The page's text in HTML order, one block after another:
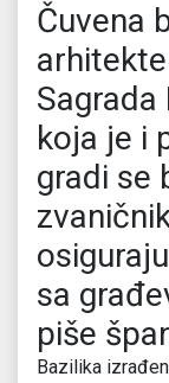
Čuvena
Sagrada
koja je i
gradi se
sa
piše
Bazilika